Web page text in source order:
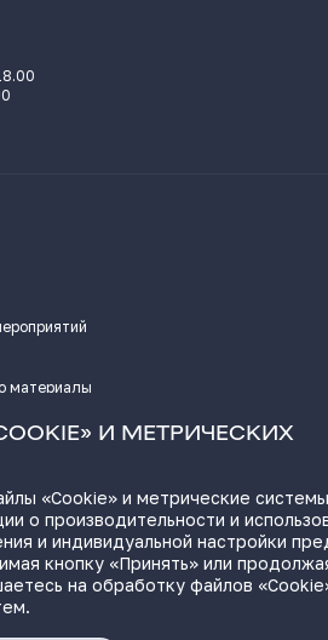
материалы
И МЕТРИЧЕСКИХ
«Cookie» и метрические
о производительности и
и индивидуальной настройки
кнопку «Принять» или
на обработку файлов